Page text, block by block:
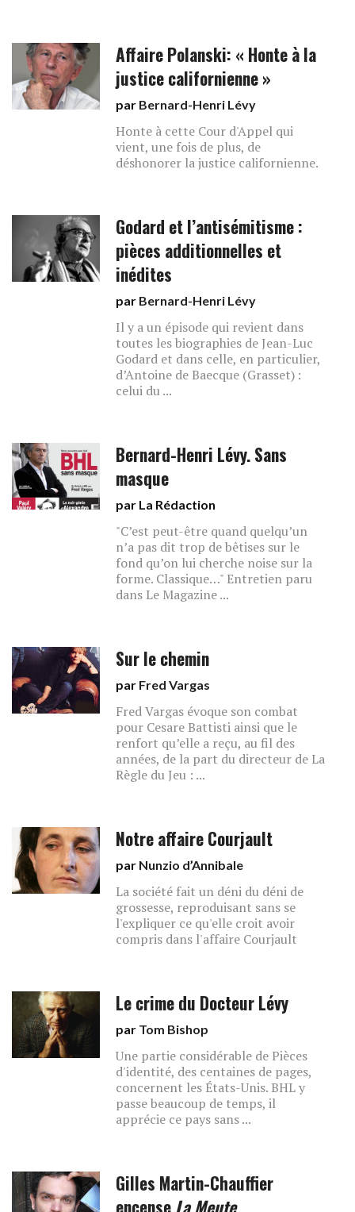
Affaire Polanski: « Honte à la
justice californienne »
par Bernard-Henri Lévy
Honte à cette Cour d'Appel qui
vient, une fois de plus, de
déshonorer la justice californienne.
Godard et l’antisémitisme :
pièces additionnelles et
inédites
par Bernard-Henri Lévy
Il y a un épisode qui revient dans
toutes les biographies de Jean-Luc
Godard et dans celle, en particulier,
d’Antoine de Baecque (Grasset) :
celui du ...
Bernard-Henri Lévy. Sans
masque
par La Rédaction
"C’est peut-être quand quelqu’un
n’a pas dit trop de bêtises sur le
fond qu’on lui cherche noise sur la
forme. Classique…" Entretien paru
dans Le Magazine ...
Sur le chemin
par Fred Vargas
Fred Vargas évoque son combat
pour Cesare Battisti ainsi que le
renfort qu’elle a reçu, au fil des
années, de la part du directeur de La
Règle du Jeu : ...
Notre affaire Courjault
par Nunzio d’Annibale
La société fait un déni du déni de
grossesse, reproduisant sans se
l'expliquer ce qu'elle croit avoir
compris dans l'affaire Courjault
Le crime du Docteur Lévy
par Tom Bishop
Une partie considérable de Pièces
d'identité, des centaines de pages,
concernent les États-Unis. BHL y
passe beaucoup de temps, il
apprécie ce pays sans ...
Gilles Martin-Chauffier
encense La Meute